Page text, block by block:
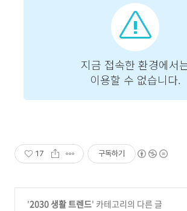
17 구독하기
'2030 생활 트렌드' 카테고리의 다른 글